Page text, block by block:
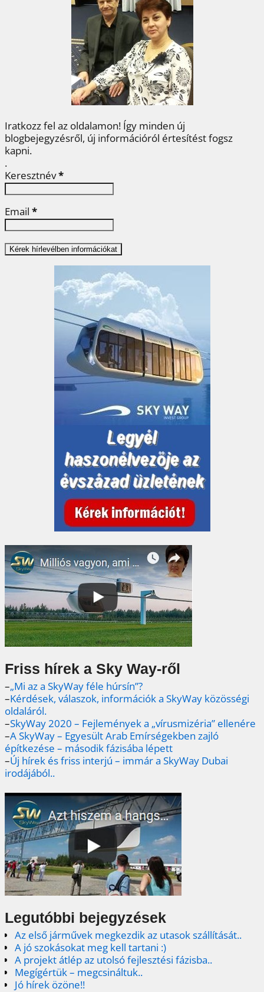
b
o
k
t
e
r
e
e
s
t
e
d
I
n
a
e
g
Iratkozz fel az oldalamon! Így minden új
blogbejegyzésről, új információról értesítést fogsz
kapni.
.
Keresztnév*
Email *
Friss hírek a Sky Way-ről
–„Mi az a SkyWay féle húrsín”?
–Kérdések, válaszok, információk a SkyWay közösségi
oldaláról.
–SkyWay 2020 – Fejlemények a „vírusmizéria” ellenére
–A SkyWay – Egyesült Arab Emírségekben zajló
építkezése – második fázisába lépett
–Új hírek és friss interjú – immár a SkyWay Dubai
irodájából..
Legutóbbi bejegyzések
Az első járművek megkezdik az utasok szállítását..
A jó szokásokat meg kell tartani :)
A projekt átlép az utolsó fejlesztési fázisba..
Megígértük – megcsináltuk..
Jó hírek özöne!!